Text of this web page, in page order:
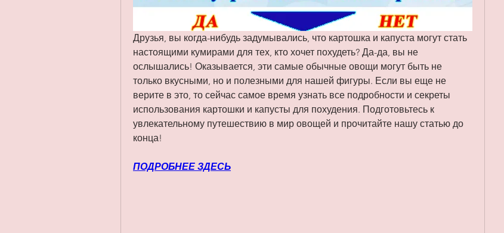
Друзья, вы когда-нибудь задумывались, что картошка и капуста могут стать
настоящими кумирами для тех, кто хочет похудеть? Да-да, вы не
ослышались! Оказывается, эти самые обычные овощи могут быть не
только вкусными, но и полезными для нашей фигуры. Если вы еще не
верите в это, то сейчас самое время узнать все подробности и секреты
использования картошки и капусты для похудения. Подготовьтесь к
увлекательному путешествию в мир овощей и прочитайте нашу статью до
конца!
ПОДРОБНЕЕ ЗДЕСЬ